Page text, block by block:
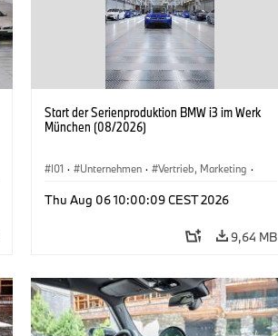
Start der Serienproduktion BMW i3 im Werk
München (08/2026)
I01 · Unternehmen · Vertrieb, Marketing ·
Thu Aug 06 10:00:09 CEST 2026
9,64 MB